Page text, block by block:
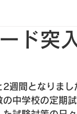
ド突
週間となりま
中学校の定期